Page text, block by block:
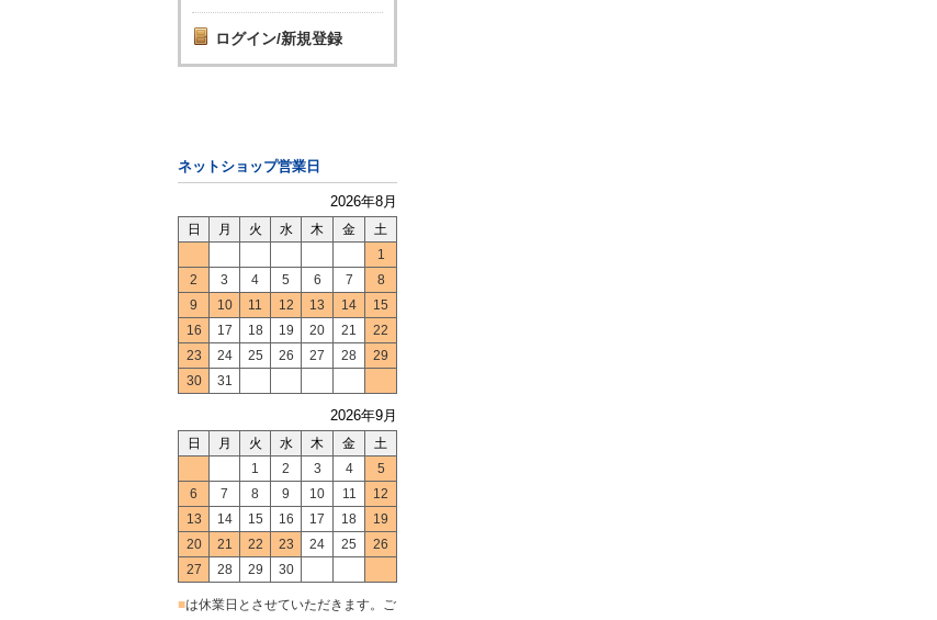
ログイン/新規登録
ネットショップ営業日
2026年8月
日 月 火 水 木 金
土
1
2
3 4 5 6 7
8
9
10 11 12 13 14
15
16
17 18 19 20 21
22
23
24 25 26 27 28
29
30
31
2026年9月
日 月 火 水 木 金
土
1
2 3 4
5
6
7 8 9 10 11
12
13
14 15 16 17 18
19
20
21 22 23 24 25
26
27
28 29 30
■は休業日とさせていただきます。ご